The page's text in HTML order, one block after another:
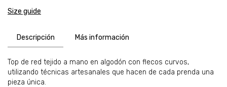
Size guide
Descripción Más información
Top de red tejido a mano en algodón con flecos curvos,
utilizando técnicas artesanales que hacen de cada prenda una
pieza única.